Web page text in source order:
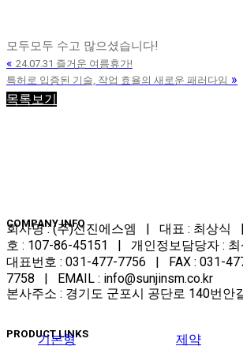
모두모두 수고 많으셨습니다!
« 24.07.31 즐거운 여름휴가!
특허로 입증된 기술, 작업 효율의 새로운 패러다임 »
목록보기
COMPANY INFO
회사명 : (주)선진에스엠 | 대표 : 최상식
호 : 107-86-45151 | 개인정보담당자 : 최
대표번호 : 031-477-7756 | FAX : 031-
7758 | EMAIL : info@sunjinsm.co.kr
본사주소 : 경기도 군포시 공단로 140번안
PRODUCT LINKS
기본형 제약